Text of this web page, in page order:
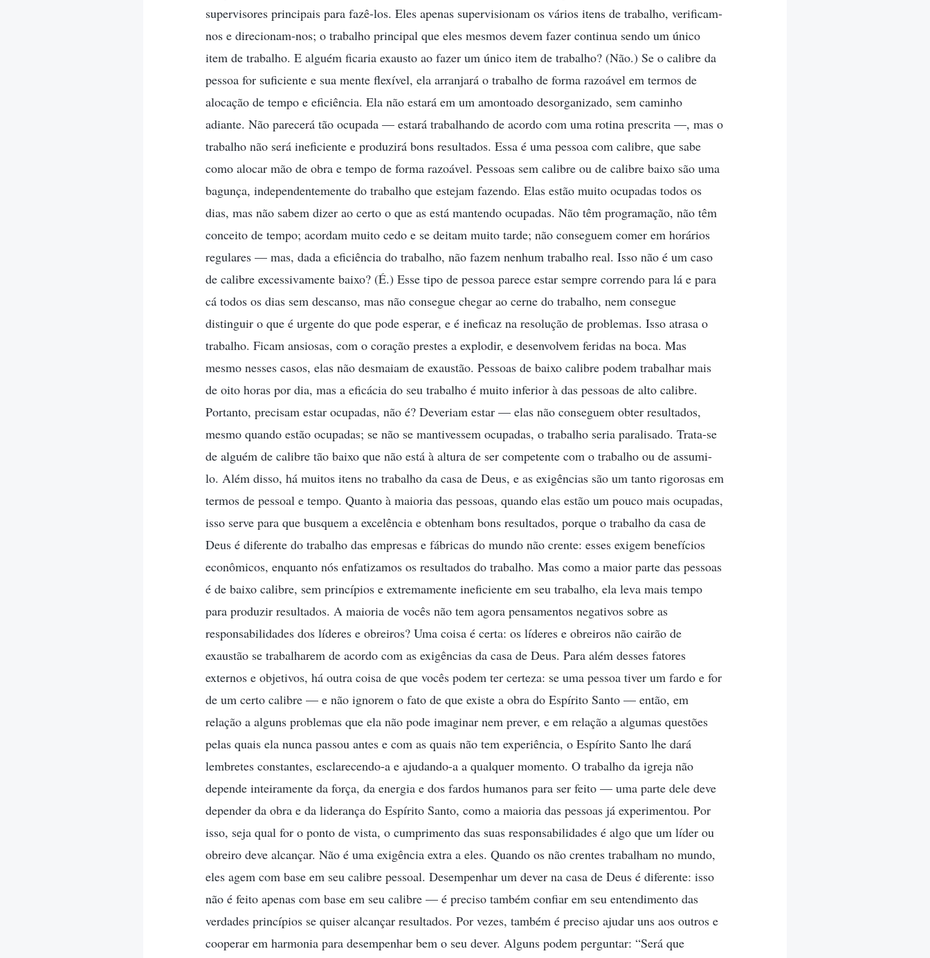
supervisores principais para fazê-los. Eles apenas supervisionam os vários itens de trabalho, verificam-
nos e direcionam-nos; o trabalho principal que eles mesmos devem fazer continua sendo um único
item de trabalho. E alguém ficaria exausto ao fazer um único item de trabalho? (Não.) Se o calibre da
pessoa for suficiente e sua mente flexível, ela arranjará o trabalho de forma razoável em termos de
alocação de tempo e eficiência. Ela não estará em um amontoado desorganizado, sem caminho
adiante. Não parecerá tão ocupada — estará trabalhando de acordo com uma rotina prescrita —, mas o
trabalho não será ineficiente e produzirá bons resultados. Essa é uma pessoa com calibre, que sabe
como alocar mão de obra e tempo de forma razoável. Pessoas sem calibre ou de calibre baixo são uma
bagunça, independentemente do trabalho que estejam fazendo. Elas estão muito ocupadas todos os
dias, mas não sabem dizer ao certo o que as está mantendo ocupadas. Não têm programação, não têm
conceito de tempo; acordam muito cedo e se deitam muito tarde; não conseguem comer em horários
regulares — mas, dada a eficiência do trabalho, não fazem nenhum trabalho real. Isso não é um caso
de calibre excessivamente baixo? (É.) Esse tipo de pessoa parece estar sempre correndo para lá e para
cá todos os dias sem descanso, mas não consegue chegar ao cerne do trabalho, nem consegue
distinguir o que é urgente do que pode esperar, e é ineficaz na resolução de problemas. Isso atrasa o
trabalho. Ficam ansiosas, com o coração prestes a explodir, e desenvolvem feridas na boca. Mas
mesmo nesses casos, elas não desmaiam de exaustão. Pessoas de baixo calibre podem trabalhar mais
de oito horas por dia, mas a eficácia do seu trabalho é muito inferior à das pessoas de alto calibre.
Portanto, precisam estar ocupadas, não é? Deveriam estar — elas não conseguem obter resultados,
mesmo quando estão ocupadas; se não se mantivessem ocupadas, o trabalho seria paralisado. Trata-se
de alguém de calibre tão baixo que não está à altura de ser competente com o trabalho ou de assumi-
lo. Além disso, há muitos itens no trabalho da casa de Deus, e as exigências são um tanto rigorosas em
termos de pessoal e tempo. Quanto à maioria das pessoas, quando elas estão um pouco mais ocupadas,
isso serve para que busquem a excelência e obtenham bons resultados, porque o trabalho da casa de
Deus é diferente do trabalho das empresas e fábricas do mundo não crente: esses exigem benefícios
econômicos, enquanto nós enfatizamos os resultados do trabalho. Mas como a maior parte das pessoas
é de baixo calibre, sem princípios e extremamente ineficiente em seu trabalho, ela leva mais tempo
para produzir resultados. A maioria de vocês não tem agora pensamentos negativos sobre as
responsabilidades dos líderes e obreiros? Uma coisa é certa: os líderes e obreiros não cairão de
exaustão se trabalharem de acordo com as exigências da casa de Deus. Para além desses fatores
externos e objetivos, há outra coisa de que vocês podem ter certeza: se uma pessoa tiver um fardo e for
de um certo calibre — e não ignorem o fato de que existe a obra do Espírito Santo — então, em
relação a alguns problemas que ela não pode imaginar nem prever, e em relação a algumas questões
pelas quais ela nunca passou antes e com as quais não tem experiência, o Espírito Santo lhe dará
lembretes constantes, esclarecendo-a e ajudando-a a qualquer momento. O trabalho da igreja não
depende inteiramente da força, da energia e dos fardos humanos para ser feito — uma parte dele deve
depender da obra e da liderança do Espírito Santo, como a maioria das pessoas já experimentou. Por
isso, seja qual for o ponto de vista, o cumprimento das suas responsabilidades é algo que um líder ou
obreiro deve alcançar. Não é uma exigência extra a eles. Quando os não crentes trabalham no mundo,
eles agem com base em seu calibre pessoal. Desempenhar um dever na casa de Deus é diferente: isso
não é feito apenas com base em seu calibre — é preciso também confiar em seu entendimento das
verdades princípios se quiser alcançar resultados. Por vezes, também é preciso ajudar uns aos outros e
cooperar em harmonia para desempenhar bem o seu dever. Alguns podem perguntar: “Será que